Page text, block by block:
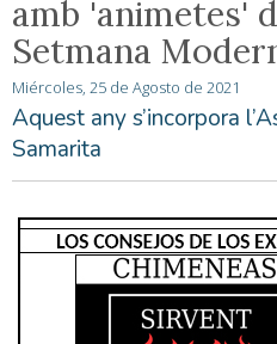
amb 'animetes'
Setmana
Miércoles, 25 de Agosto de 2021
Aquest any s’incorpora
Samarita